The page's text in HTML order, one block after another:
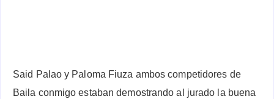
Said Palao y Paloma Fiuza ambos competidores de
Baila conmigo estaban demostrando al jurado la buena